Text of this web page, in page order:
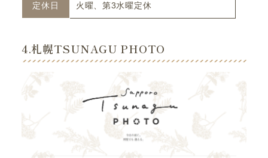
定休日 火曜、第3水曜定休
4.札幌TSUNAGU PHOTO